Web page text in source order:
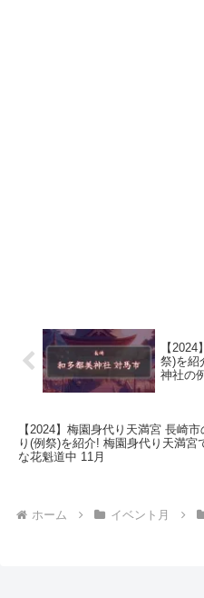
【
祭)を紹
神社の
【2024】梅園身代り天満宮 長崎市
り(例祭)を紹介! 梅園身代り天満宮
な花魁道中 11月
ホーム イベント月